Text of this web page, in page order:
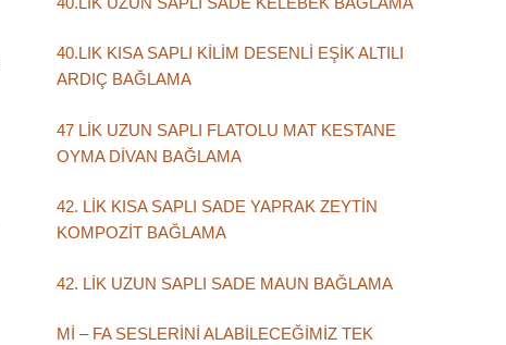
40.LIK KISA SAPLI KİLİM DESENLİ EŞİK ALTILI
ARDIÇ BAĞLAMA
47 LİK UZUN SAPLI FLATOLU MAT KESTANE
OYMA DİVAN BAĞLAMA
42. LİK KISA SAPLI SADE YAPRAK ZEYTİN
KOMPOZİT BAĞLAMA
42. LİK UZUN SAPLI SADE MAUN BAĞLAMA
Mİ – FA SESLERİNİ ALABİLECEĞİMİZ TEK